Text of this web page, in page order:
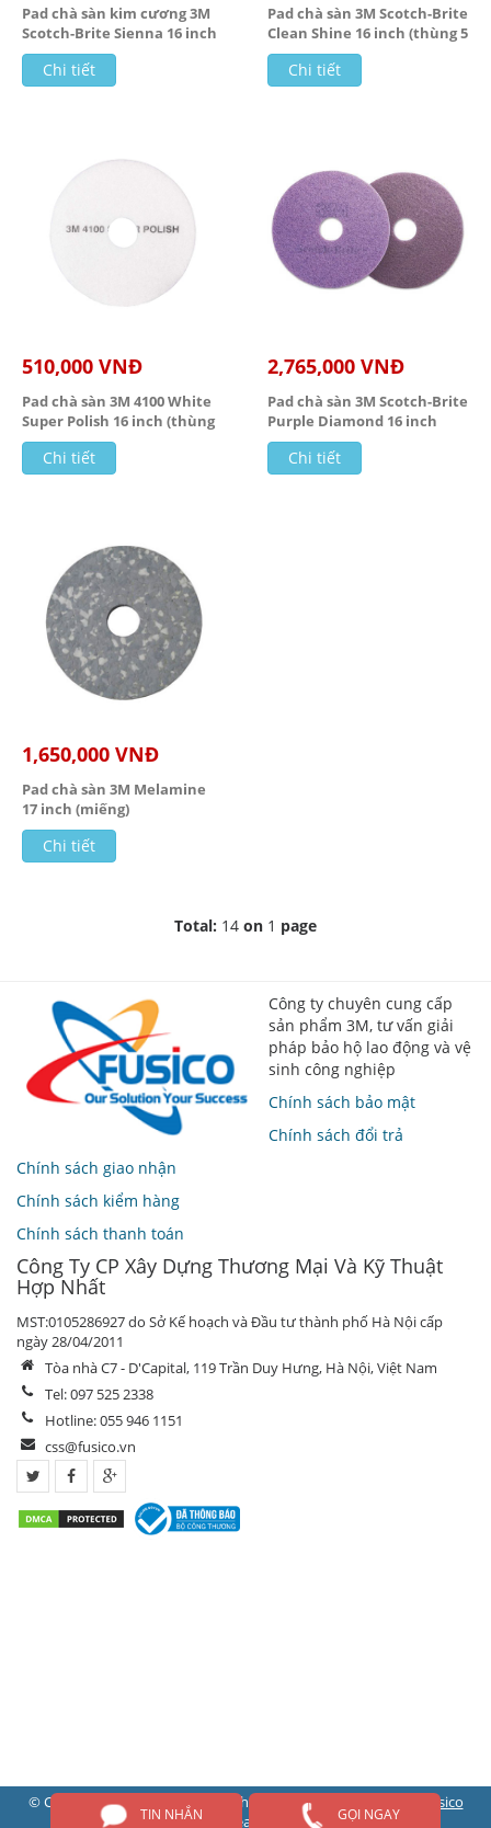
Pad chà sàn kim cương 3M
Scotch-Brite Sienna 16 inch
(thùng 5 ...
Chi tiết
Pad chà sàn 3M Scotch-Brite
Clean Shine 16 inch (thùng 5
cái) ...
Chi tiết
510,000 VNĐ
Pad chà sàn 3M 4100 White
Super Polish 16 inch (thùng
5 ...
Chi tiết
2,765,000 VNĐ
Pad chà sàn 3M Scotch-Brite
Purple Diamond 16 inch
(thùng 5 cái) ...
Chi tiết
1,650,000 VNĐ
Pad chà sàn 3M Melamine
17 inch (miếng)
Chi tiết
Total: 14 on 1 page
Công ty chuyên cung cấp
sản phẩm 3M, tư vấn giải
pháp bảo hộ lao động và vệ
sinh công nghiệp
Chính sách bảo mật
Chính sách đổi trả
Chính sách giao nhận
Chính sách kiểm hàng
Chính sách thanh toán
Công Ty CP Xây Dựng Thương Mại Và Kỹ Thuật
Hợp Nhất
MST:0105286927 do Sở Kế hoạch và Đầu tư thành phố Hà Nội cấp
ngày 28/04/2011
Tòa nhà C7 - D'Capital, 119 Trần Duy Hưng, Hà Nội, Việt Nam
Tel: 097 525 2338
Hotline: 055 946 1151
css@fusico.vn
© Copyright 2026 Fusico | All Rights Reserved | Designed by
Fusico
Team
TIN NHẮN GỌI NGAY